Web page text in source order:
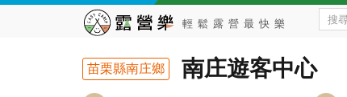
苗栗縣南庄鄉 南庄遊客中心